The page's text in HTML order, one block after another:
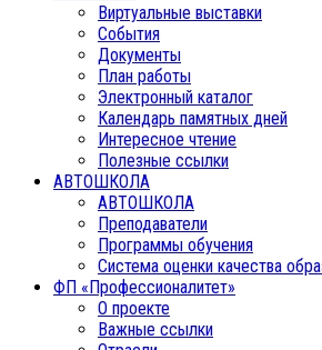
Виртуальные выставки
События
Документы
План работы
Электронный каталог
Календарь памятных дней
Интересное чтение
Полезные ссылки
АВТОШКОЛА
АВТОШКОЛА
Преподаватели
Программы обучения
Система оценки качества
ФП «Профессионалитет»
О проекте
Важные ссылки